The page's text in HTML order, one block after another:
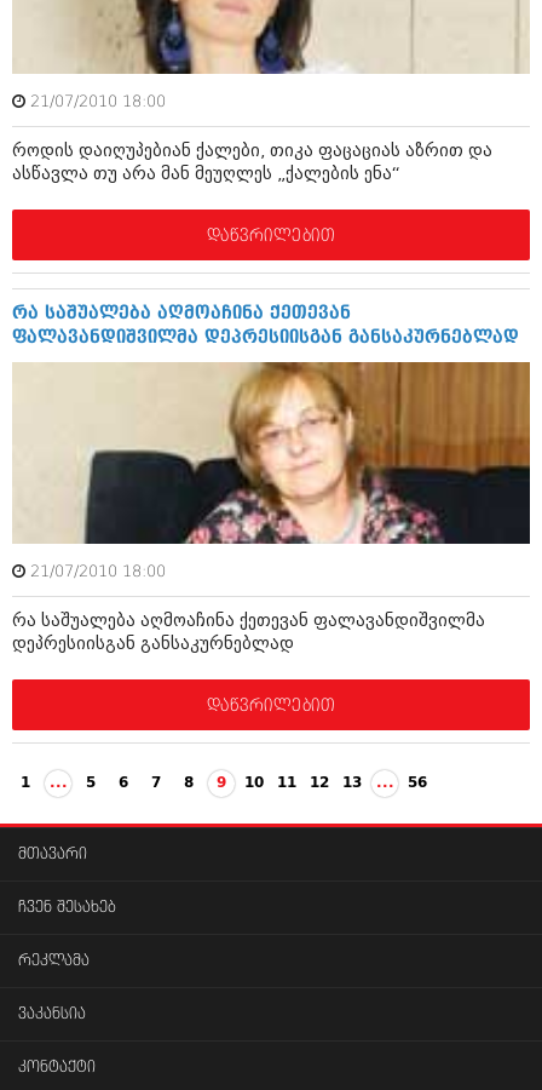
ივნისი 2010 (685)
მაისი 2010 (232)
აპრილი 2010 (229)
თებერვალი 2010 (421)
დეკემბერი 2009 (510)
ნოემბერი 2009 (308)
ოქტომბერი 2009 (382)
სექტემბერი 2009 (541)
აგვისტო 2009 (14)
თებერვალი 0216 (1)
დეკემბერი 0215 (1)
აგვისტო 0215 (2)
აგვისტო 0212 (1)
ივნისი 0212 (2)
ნოემბერი 0201 (1)
21/07/2010 18:00
როდის დაიღუპებიან ქალები, თიკა ფაცაციას აზრით და
ასწავლა თუ არა მან მეუღლეს „ქალების ენა“
დაწვრილებით
რა საშუალება აღმოაჩინა ქეთევან
ფალავანდიშვილმა დეპრესიისგან განსაკურნებლად
21/07/2010 18:00
რა საშუალება აღმოაჩინა ქეთევან ფალავანდიშვილმა
დეპრესიისგან განსაკურნებლად
დაწვრილებით
1 ... 5 6 7 8 9 10 11 12 13 ... 56
მთავარი
ჩვენ შესახებ
რეკლამა
ვაკანსია
კონტაქტი